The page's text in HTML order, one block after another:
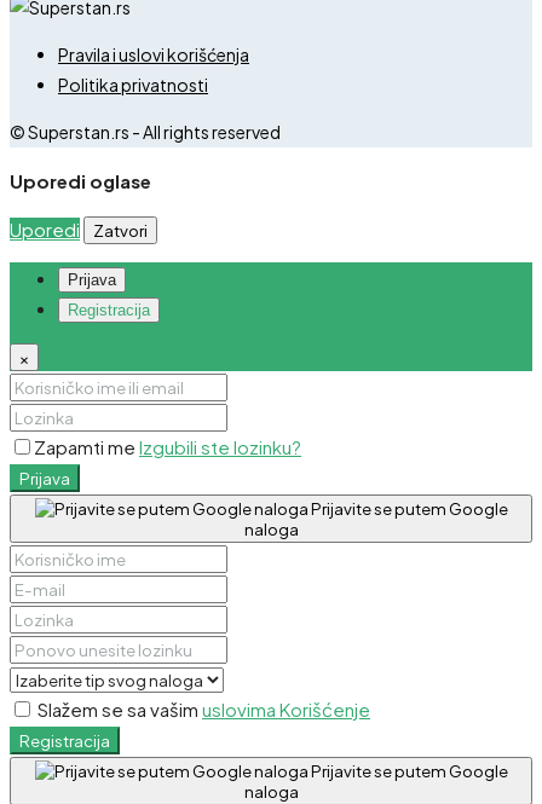
Pravila i uslovi korišćenja
Politika privatnosti
© Superstan.rs - All rights reserved
Uporedi oglase
Uporedi Zatvori
Prijava
Registracija
×
Zapamti me Izgubili ste lozinku?
Prijava
Prijavite se putem Google
naloga
Slažem se sa vašim uslovima Korišćenje
Registracija
Prijavite se putem Google
naloga